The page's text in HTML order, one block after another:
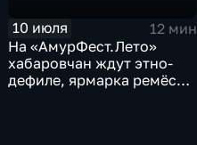
10 июля
12 мин
На «АмурФест.Лето»
хабаровчан ждут этно-
дефиле, ярмарка ремёсел